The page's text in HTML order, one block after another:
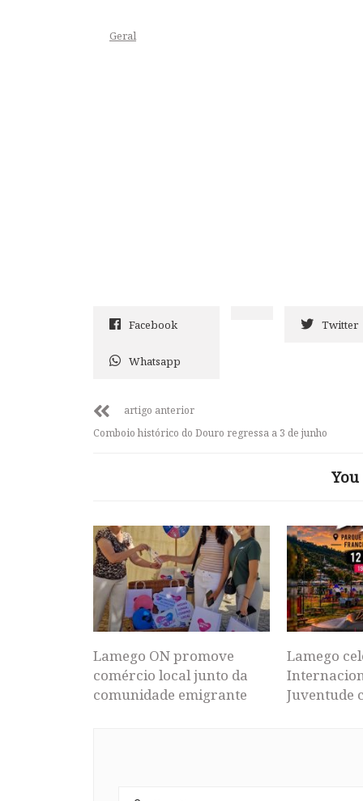
Geral
Facebook Twitter
Whatsapp
artigo anterior
Comboio histórico do Douro regressa a 3 de junho
Lamego ON promove
comércio local junto da
comunidade emigrante
Lamego
Juventude